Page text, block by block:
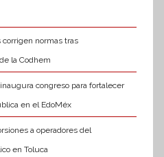
normas tras
la Codhem
congreso para fortalecer
en el EdoMéx
a operadores del
en Toluca